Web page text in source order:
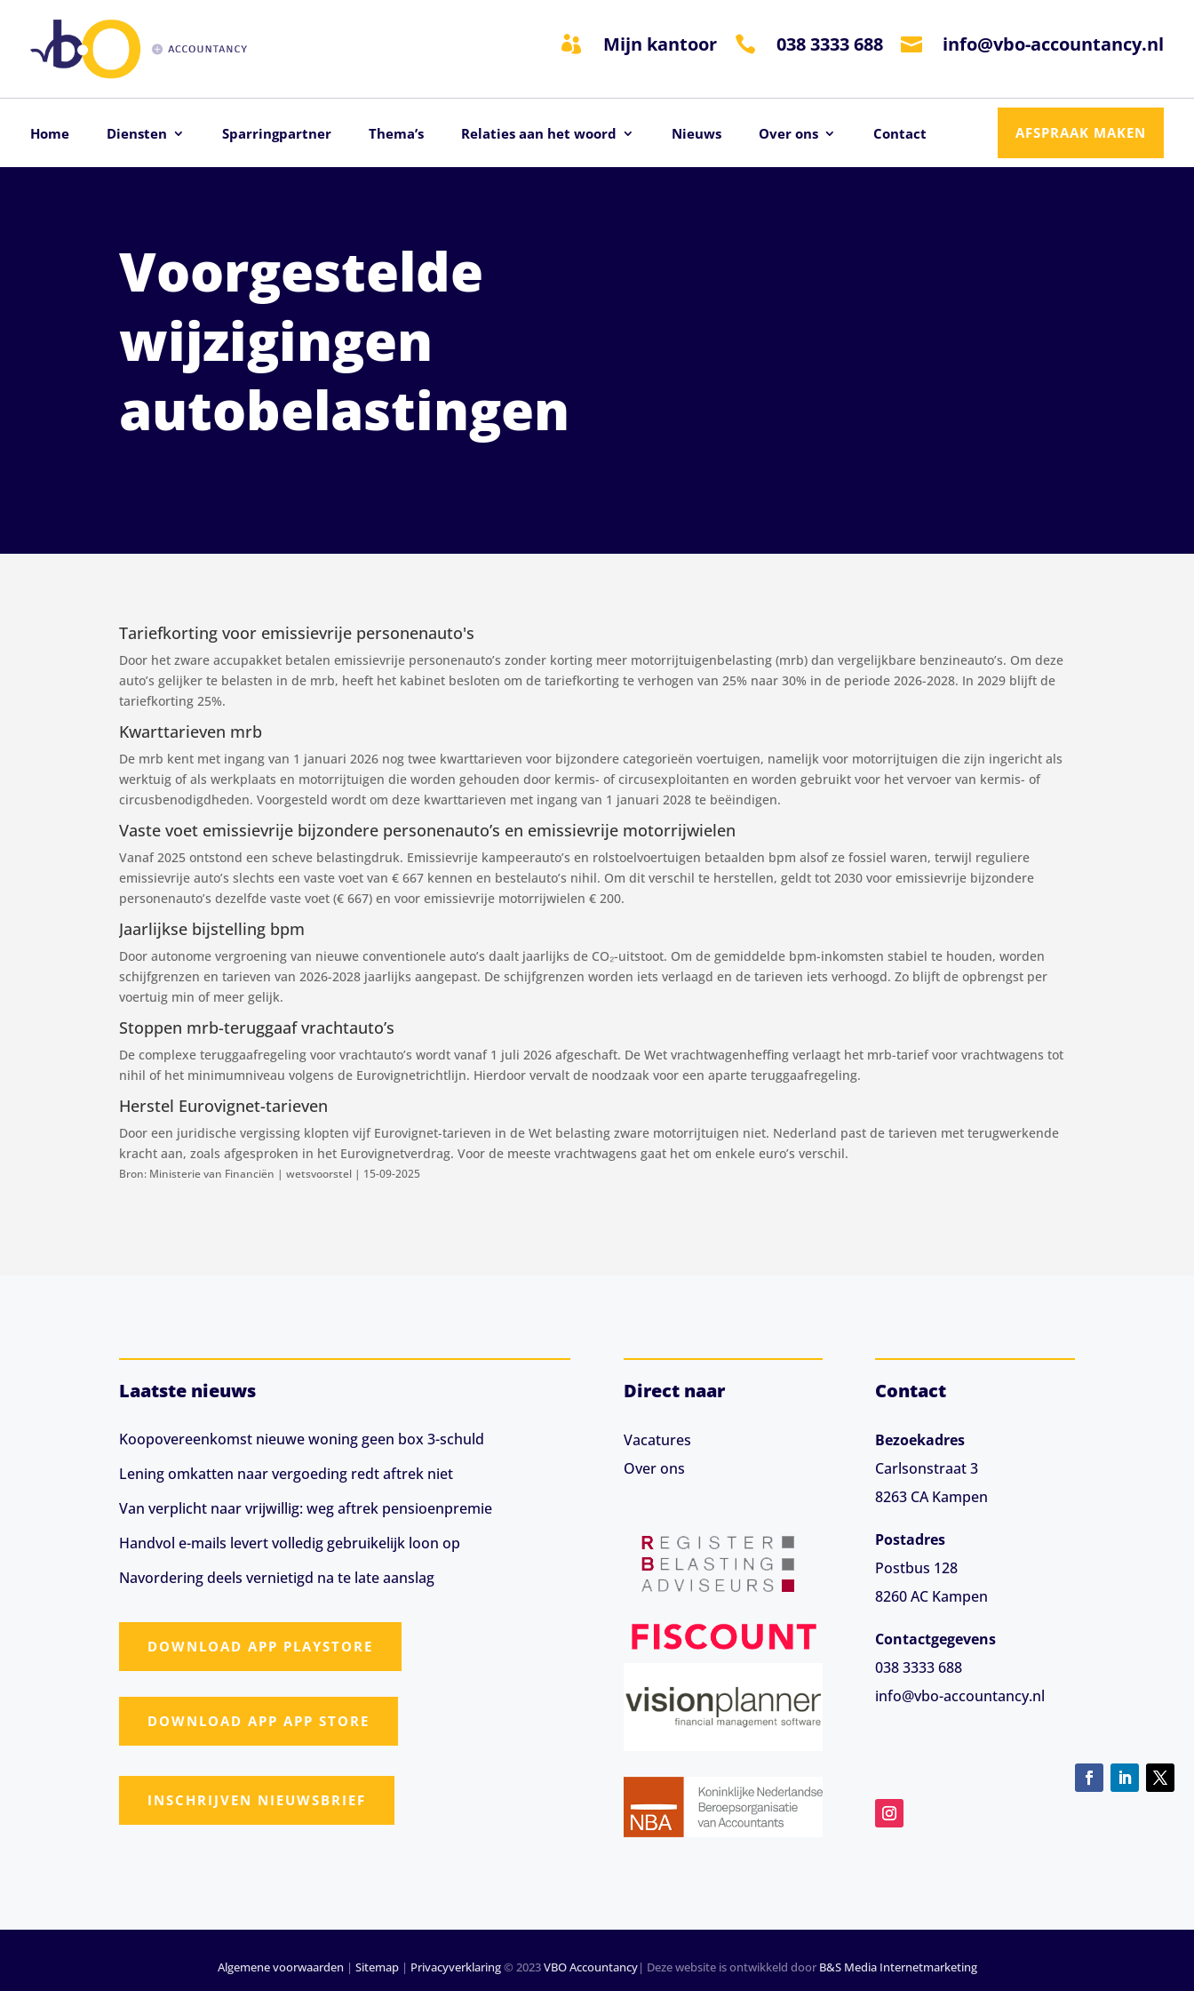
 Mijn kantoor  038 3333 688  info@vbo-accountancy.nl
Home Diensten Sparringpartner Thema’s Relaties aan het woord Nieuws Over ons Contact AFSPRAAK MAKEN
Voorgestelde
wijzigingen
autobelastingen
Tariefkorting voor emissievrije personenauto's
Door het zware accupakket betalen emissievrije personenauto’s zonder korting meer motorrijtuigenbelasting (mrb) dan vergelijkbare benzineauto’s. Om deze
auto’s gelijker te belasten in de mrb, heeft het kabinet besloten om de tariefkorting te verhogen van 25% naar 30% in de periode 2026-2028. In 2029 blijft de
tariefkorting 25%.
Kwarttarieven mrb
De mrb kent met ingang van 1 januari 2026 nog twee kwarttarieven voor bijzondere categorieën voertuigen, namelijk voor motorrijtuigen die zijn ingericht als
werktuig of als werkplaats en motorrijtuigen die worden gehouden door kermis- of circusexploitanten en worden gebruikt voor het vervoer van kermis- of
circusbenodigdheden. Voorgesteld wordt om deze kwarttarieven met ingang van 1 januari 2028 te beëindigen.
Vaste voet emissievrije bijzondere personenauto’s en emissievrije motorrijwielen
Vanaf 2025 ontstond een scheve belastingdruk. Emissievrije kampeerauto’s en rolstoelvoertuigen betaalden bpm alsof ze fossiel waren, terwijl reguliere
emissievrije auto’s slechts een vaste voet van € 667 kennen en bestelauto’s nihil. Om dit verschil te herstellen, geldt tot 2030 voor emissievrije bijzondere
personenauto’s dezelfde vaste voet (€ 667) en voor emissievrije motorrijwielen € 200.
Jaarlijkse bijstelling bpm
Door autonome vergroening van nieuwe conventionele auto’s daalt jaarlijks de CO₂-uitstoot. Om de gemiddelde bpm-inkomsten stabiel te houden, worden
schijfgrenzen en tarieven van 2026-2028 jaarlijks aangepast. De schijfgrenzen worden iets verlaagd en de tarieven iets verhoogd. Zo blijft de opbrengst per
voertuig min of meer gelijk.
Stoppen mrb-teruggaaf vrachtauto’s
De complexe teruggaafregeling voor vrachtauto’s wordt vanaf 1 juli 2026 afgeschaft. De Wet vrachtwagenheffing verlaagt het mrb-tarief voor vrachtwagens tot
nihil of het minimumniveau volgens de Eurovignetrichtlijn. Hierdoor vervalt de noodzaak voor een aparte teruggaafregeling.
Herstel Eurovignet-tarieven
Door een juridische vergissing klopten vijf Eurovignet-tarieven in de Wet belasting zware motorrijtuigen niet. Nederland past de tarieven met terugwerkende
kracht aan, zoals afgesproken in het Eurovignetverdrag. Voor de meeste vrachtwagens gaat het om enkele euro’s verschil.
Bron: Ministerie van Financiën | wetsvoorstel | 15-09-2025
Laatste nieuws
Koopovereenkomst nieuwe woning geen box 3-schuld
Lening omkatten naar vergoeding redt aftrek niet
Van verplicht naar vrijwillig: weg aftrek pensioenpremie
Handvol e-mails levert volledig gebruikelijk loon op
Navordering deels vernietigd na te late aanslag
DOWNLOAD APP PLAYSTORE
DOWNLOAD APP APP STORE
INSCHRIJVEN NIEUWSBRIEF
Direct naar
Vacatures
Over ons
Contact
Bezoekadres
Carlsonstraat 3
8263 CA Kampen
Postadres
Postbus 128
8260 AC Kampen
Contactgegevens
038 3333 688
info@vbo-accountancy.nl
Algemene voorwaarden | Sitemap| Privacyverklaring© 2023VBO Accountancy| Deze website is ontwikkeld door B&S Media Internetmarketing